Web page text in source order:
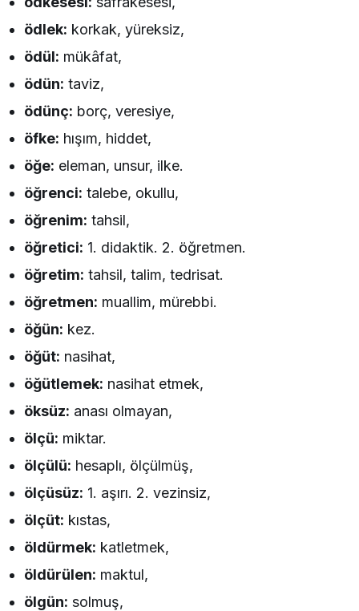
ödlek: korkak, yüreksiz,
ödül: mükâfat,
ödün: taviz,
ödünç: borç, veresiye,
öfke: hışım, hiddet,
öğe: eleman, unsur, ilke.
öğrenci: talebe, okullu,
öğrenim: tahsil,
öğretici: 1. didaktik. 2. öğretmen.
öğretim: tahsil, talim, tedrisat.
öğretmen: muallim, mürebbi.
öğün: kez.
öğüt: nasihat,
öğütlemek: nasihat etmek,
öksüz: anası olmayan,
ölçü: miktar.
ölçülü: hesaplı, ölçülmüş,
ölçüsüz: 1. aşırı. 2. vezinsiz,
ölçüt: kıstas,
öldürmek: katletmek,
öldürülen: maktul,
ölgün: solmuş,